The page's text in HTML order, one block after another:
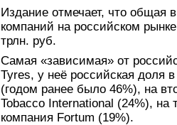
Издание отмечает, что общая
компаний на российском
трлн. руб.
Самая «зависимая» от
Tyres, у неё российская доля
(годом ранее было 46%), на
Tobacco International (24%), на
компания Fortum (19%).